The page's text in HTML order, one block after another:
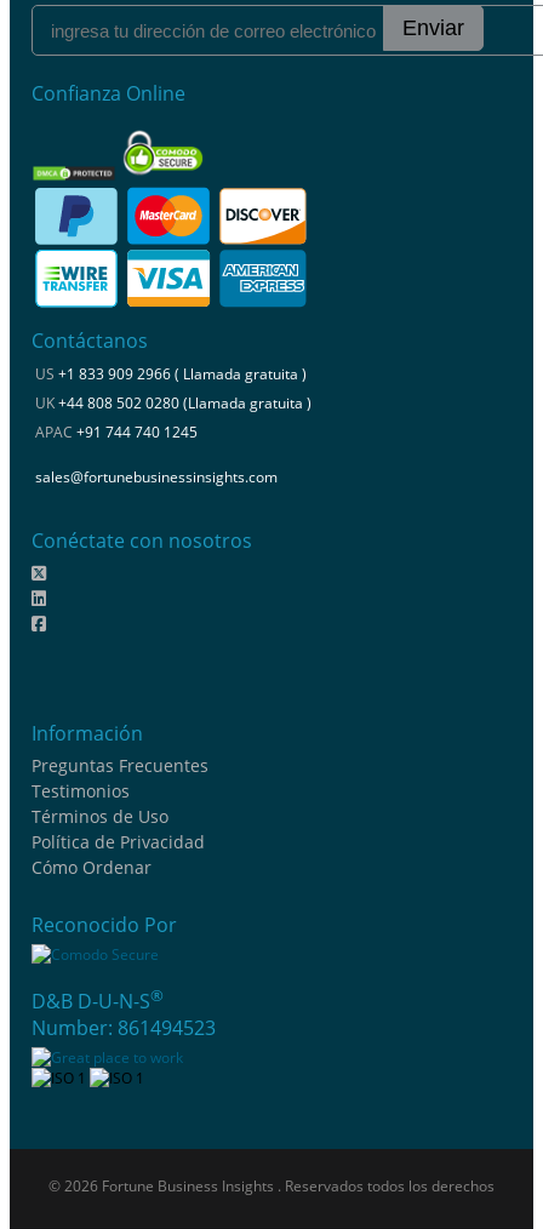
Enviar
Confianza Online
Contáctanos
US +1 833 909 2966 ( Llamada gratuita )
UK+44 808 502 0280 (Llamada gratuita )
APAC +91 744 740 1245
sales@fortunebusinessinsights.com
Conéctate con nosotros
Información
Preguntas Frecuentes
Testimonios
Términos de Uso
Política de Privacidad
Cómo Ordenar
Reconocido Por
D&B D-U-N-S®
Number: 861494523
© 2026 Fortune Business Insights . Reservados todos los derechos